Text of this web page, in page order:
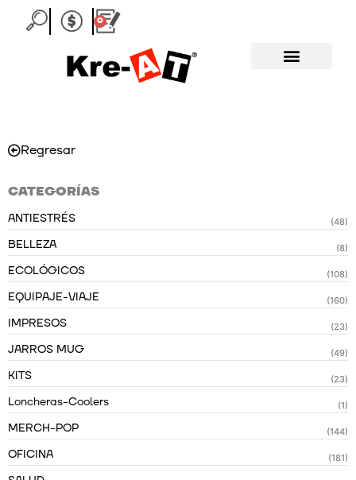
0
Carrito
Regresar
CATEGORÍAS
ANTIESTRÉS (48)
BELLEZA (8)
ECOLÓGICOS (108)
EQUIPAJE-VIAJE (160)
IMPRESOS (23)
JARROS MUG (49)
KITS (23)
Loncheras-Coolers (1)
MERCH-POP (144)
OFICINA (181)